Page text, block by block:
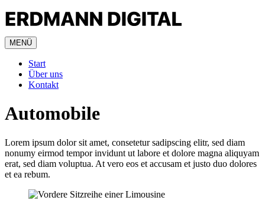
MENÜ
Start
Über uns
Kontakt
Automobile
Lorem ipsum dolor sit amet, consetetur sadipscing elitr, sed diam
nonumy eirmod tempor invidunt ut labore et dolore magna aliquyam
erat, sed diam voluptua. At vero eos et accusam et justo duo dolores
et ea rebum.